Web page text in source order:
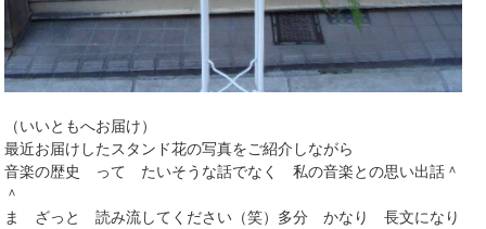
（いいともへお届け）
最近お届けしたスタンド花の写真をご紹介しながら
音楽の歴史 って たいそうな話でなく 私の音楽との思い出話＾
＾
ま ざっと 読み流してください（笑）多分 かなり 長文になり